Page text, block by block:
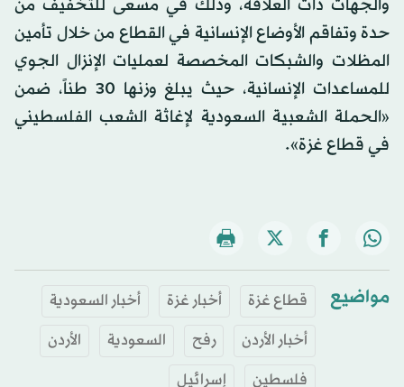
والجهات ذات العلاقة، وذلك في مسعى للتخفيف من
حدة وتفاقم الأوضاع الإنسانية في القطاع من خلال تأمين
المظلات والشبكات المخصصة لعمليات الإنزال الجوي
للمساعدات الإنسانية، حيث يبلغ وزنها 30 طناً، ضمن
«الحملة الشعبية السعودية لإغاثة الشعب الفلسطيني
في قطاع غزة».
مواضيع قطاع غزة أخبار غزة
أخبار السعودية
أخبار الأردن
رفح السعودية
الأردن
فلسطين
إسرائيل